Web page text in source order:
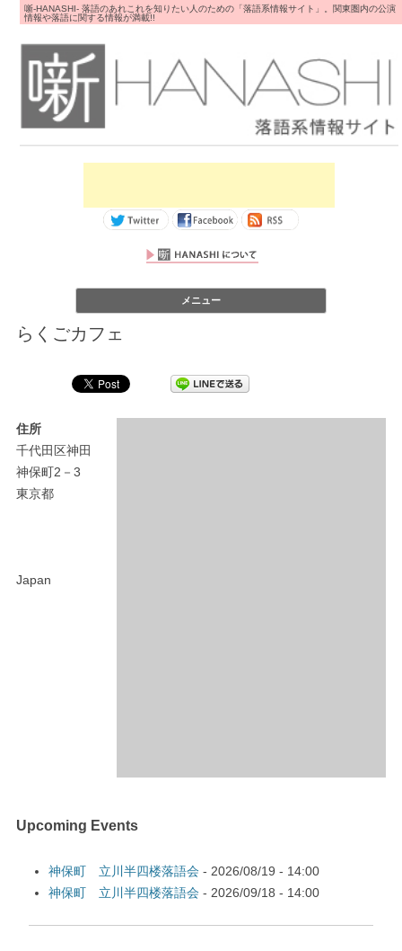
噺-HANASHI- 落語のあれこれを知りたい人のための「落語系情報サイト」。関東圏内の公演
情報や落語に関する情報が満載!!
メニュー
らくごカフェ
住所
千代田区神田
神保町2－3
東京都
Japan
Upcoming Events
神保町 立川半四楼落語会- 2026/08/19 - 14:00
神保町 立川半四楼落語会- 2026/09/18 - 14:00